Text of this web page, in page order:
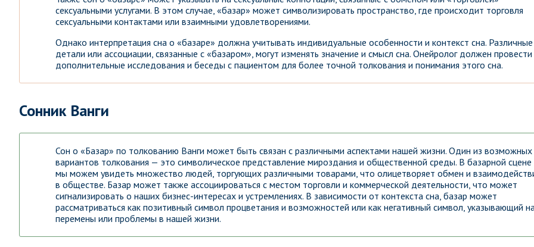
сексуальными услугами. В этом случае, «базар» может символизировать пространство, где происходит торговля
сексуальными контактами или взаимными удовлетворениями.
Однако интерпретация сна о «базаре» должна учитывать индивидуальные особенности и контекст сна. Различные
детали или ассоциации, связанные с «базаром», могут изменять значение и смысл сна. Онейролог должен провести
дополнительные исследования и беседы с пациентом для более точной толкования и понимания этого сна.
Сонник Ванги
Сон о «Базар» по толкованию Ванги может быть связан с различными аспектами нашей жизни. Один из возможных
вариантов толкования — это символическое представление мироздания и общественной среды. В базарной сцене
мы можем увидеть множество людей, торгующих различными товарами, что олицетворяет обмен и
в обществе. Базар может также ассоциироваться с местом торговли и коммерческой деятельности, что может
сигнализировать о наших бизнес-интересах и устремлениях. В зависимости от контекста сна, базар может
рассматриваться как позитивный символ процветания и возможностей или как негативный символ, указывающий
перемены или проблемы в нашей жизни.